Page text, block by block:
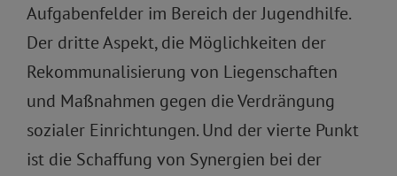
Aufgabenfelder im Bereich der Jugendhilfe.
Der dritte Aspekt, die Möglichkeiten der
Rekommunalisierung von Liegenschaften
und Maßnahmen gegen die Verdrängung
sozialer Einrichtungen. Und der vierte Punkt
ist die Schaffung von Synergien bei der